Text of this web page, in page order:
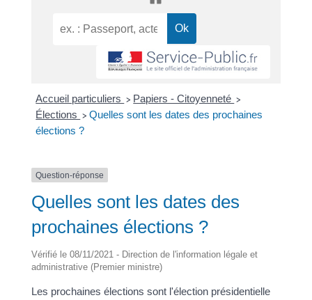
Accueil particuliers > Papiers - Citoyenneté >
Élections > Quelles sont les dates des prochaines
élections ?
Question-réponse
Quelles sont les dates des
prochaines élections ?
Vérifié le 08/11/2021 - Direction de l'information légale et
administrative (Premier ministre)
Les prochaines élections sont l'élection présidentielle